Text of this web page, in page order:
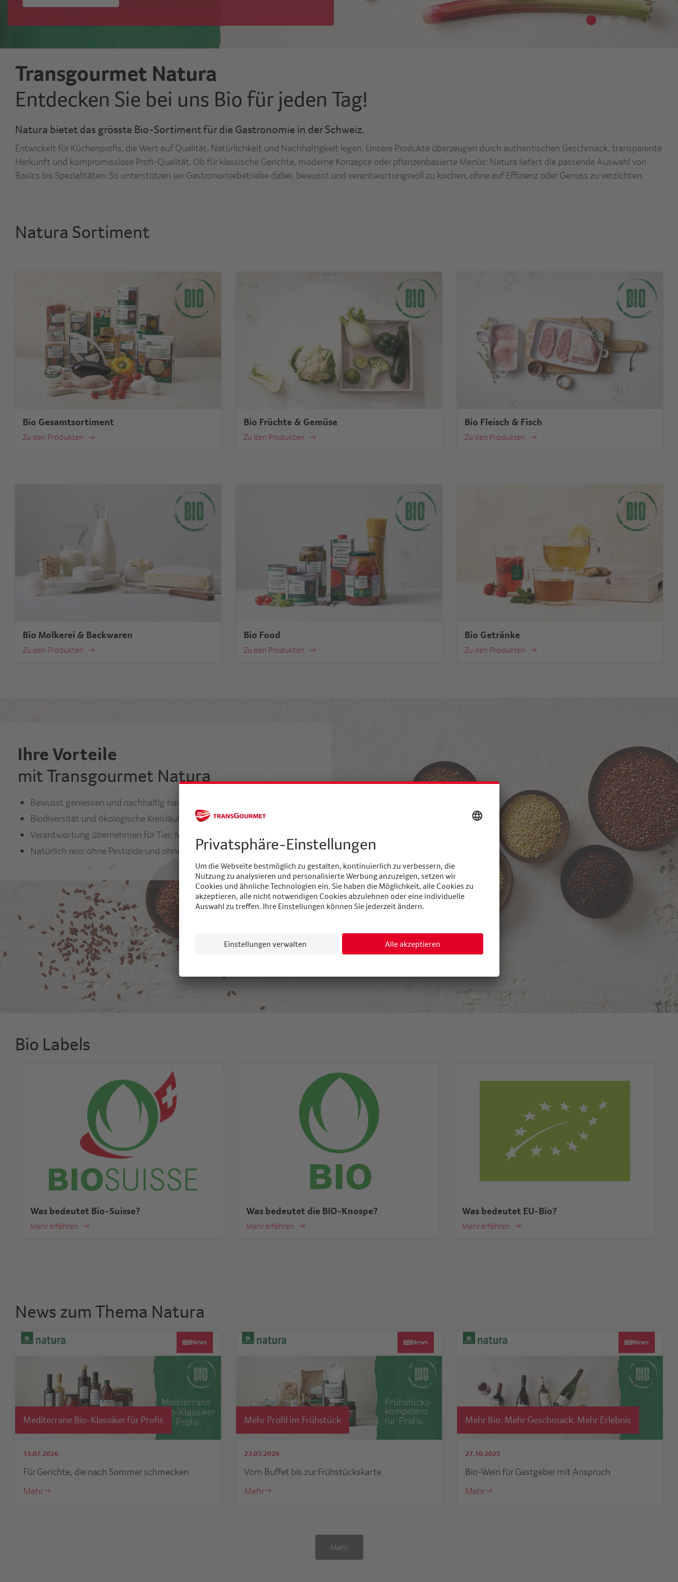
Transgourmet Natura
Entdecken Sie bei uns Bio für jeden Tag!
Natura bietet das grösste Bio-Sortiment für die Gastronomie in der Schweiz.
Entwickelt für Küchenprofis, die Wert auf Qualität, Natürlichkeit und Nachhaltigkeit legen. Unsere Produkte überzeugen durch authentischen Geschmack, transparente
Herkunft und kompromisslose Profi-Qualität. Ob für klassische Gerichte, moderne Konzepte oder pflanzenbasierte Menüs: Natura liefert die passende Auswahl von
Basics bis Spezialitäten. So unterstützen wir Gastronomiebetriebe dabei, bewusst und verantwortungsvoll zu kochen, ohne auf Effizienz oder Genuss zu verzichten.
Natura Sortiment
Bio Gesamtsortiment
Zu den Produkten
Bio Früchte & Gemüse
Zu den Produkten
Bio Fleisch & Fisch
Zu den Produkten
Bio Molkerei & Backwaren
Zu den Produkten
Bio Food
Zu den Produkten
Bio Getränke
Zu den Produkten
Ihre Vorteile
mit Transgourmet Natura
Bewusst geniessen und nachhaltig handeln
Biodiversität und ökologische Kreisläufe stärken
Verantwortung übernehmen für Tier, Mensch und Umwelt
Natürlich rein: ohne Pestizide und ohne Zusatzstoffe
Bio Labels
Was bedeutet Bio-Suisse?
Mehr erfahren
Was bedeutet die BIO-Knospe?
Mehr erfahren
Was bedeutet EU-Bio?
Mehr erfahren
News zum Thema Natura
News
Mediterrane Bio-Klassiker für Profis
13.07.2026
Für Gerichte, die nach Sommer schmecken
Mehr
News
Mehr Profil im Frühstück
23.03.2026
Vom Buffet bis zur Frühstückskarte
Mehr
News
Mehr Bio. Mehr Geschmack. Mehr Erlebnis
27.10.2025
Bio-Wein für Gastgeber mit Anspruch
Mehr
Mehr